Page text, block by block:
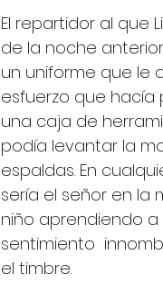
El repartidor al que
de la noche
un uniforme que le
esfuerzo que hacía
una caja de
podía levantar la
espaldas. En
sería el señor en la
niño aprendiendo
sentimiento
el timbre.